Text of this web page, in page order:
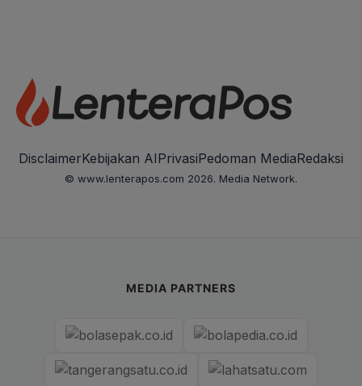
DisclaimerKebijakan AIPrivasiPedoman MediaRedaksi
© www.lenterapos.com 2026. Media Network.
MEDIA PARTNERS